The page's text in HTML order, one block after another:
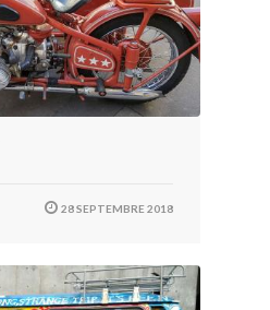
28 SEPTEMBRE 2018